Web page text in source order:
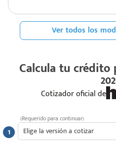
Ver todos los
Calcula tu
Cotizador oficial de
Elige la versión a cotizar
(Requerido para continuar)